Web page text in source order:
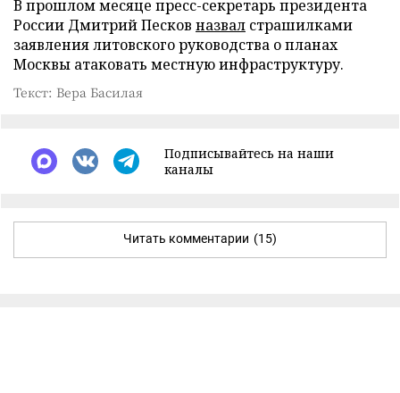
В прошлом месяце пресс-секретарь президента
России Дмитрий Песков назвал страшилками
заявления литовского руководства о планах
Москвы атаковать местную инфраструктуру.
Текст: Вера Басилая
Подписывайтесь на наши
каналы
Читать комментарии (15)